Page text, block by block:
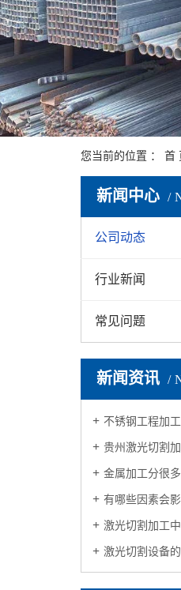
您当前的位置 ： 首
新闻中心
公司动态
行业新闻
常见问题
新闻资讯
不锈钢工程加工时不免会涉及
贵州激光切割加
金属加工分很多不同的手
有哪些因素会影响金属激光切
激光切割加工
激光切割设备的